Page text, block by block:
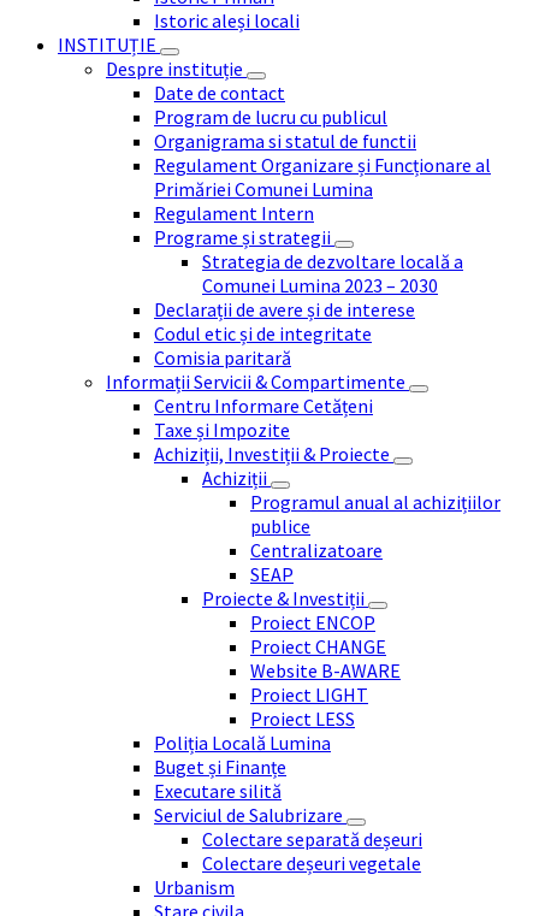
Istoric aleși locali
INSTITUȚIE
Despre instituție
Date de contact
Program de lucru cu publicul
Organigrama si statul de functii
Regulament Organizare și Funcționare al
Primăriei Comunei Lumina
Regulament Intern
Programe și strategii
Strategia de dezvoltare locală a
Comunei Lumina 2023 – 2030
Declarații de avere și de interese
Codul etic și de integritate
Comisia paritară
Informații Servicii & Compartimente
Centru Informare Cetățeni
Taxe și Impozite
Achiziții, Investiții & Proiecte
Achiziții
Programul anual al achizițiilor
publice
Centralizatoare
SEAP
Proiecte & Investiții
Proiect ENCOP
Proiect CHANGE
Website B-AWARE
Proiect LIGHT
Proiect LESS
Poliția Locală Lumina
Buget și Finanțe
Executare silită
Serviciul de Salubrizare
Colectare separată deșeuri
Colectare deșeuri vegetale
Urbanism
Stare civila